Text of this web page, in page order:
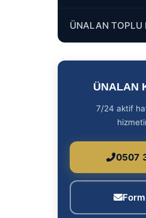
ÜNALAN TOPLU
ÜNALAN
7/24 aktif
0507